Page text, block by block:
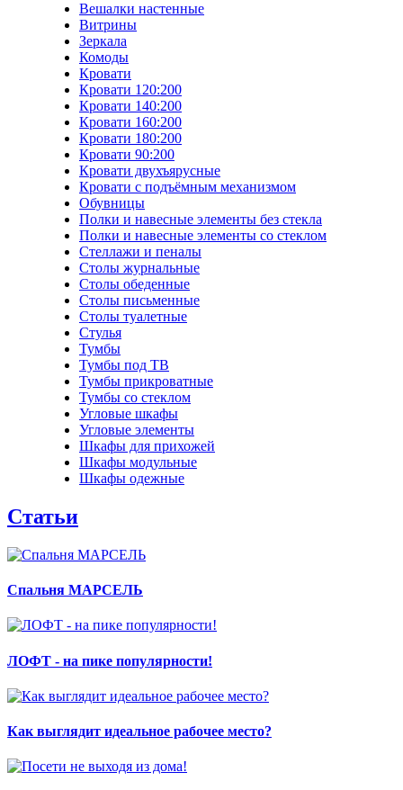
Вешалки настенные
Витрины
Зеркала
Комоды
Кровати
Кровати 120:200
Кровати 140:200
Кровати 160:200
Кровати 180:200
Кровати 90:200
Кровати двухъярусные
Кровати с подъёмным механизмом
Обувницы
Полки и навесные элементы без стекла
Полки и навесные элементы со стеклом
Стеллажи и пеналы
Столы журнальные
Столы обеденные
Столы письменные
Столы туалетные
Стулья
Тумбы
Тумбы под ТВ
Тумбы прикроватные
Тумбы со стеклом
Угловые шкафы
Угловые элементы
Шкафы для прихожей
Шкафы модульные
Шкафы одежные
Статьи
Спальня МАРСЕЛЬ
ЛОФТ - на пике популярности!
Как выглядит идеальное рабочее место?